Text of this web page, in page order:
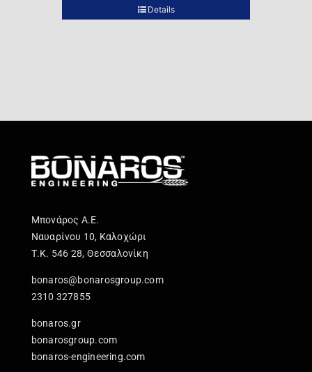
Details
Μπονάρος Α.Ε.
Ναυαρίνου 10, Καλοχώρι
Τ.Κ. 546 28, Θεσσαλονίκη
bonaros@bonarosgroup.com
2310 327855
bonaros.gr
bonarosgroup.com
bonaros-engineering.com